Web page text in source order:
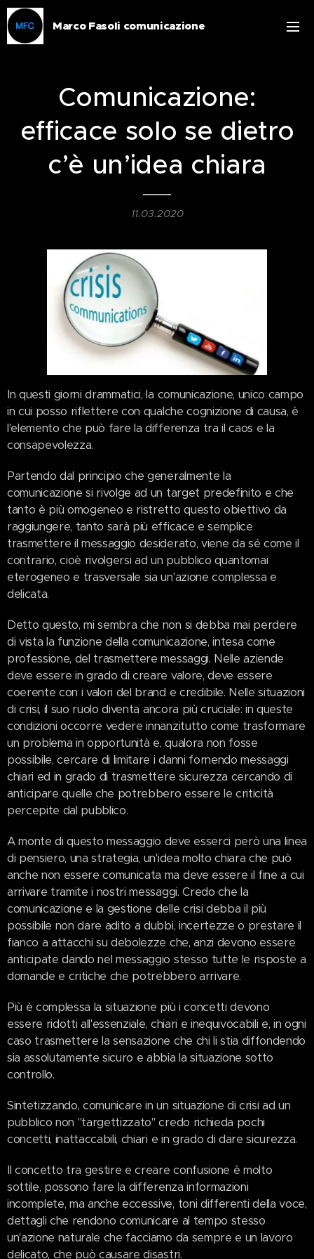
Marco Fasoli comunicazione
Comunicazione:
efficace solo se dietro
c’è un’idea chiara
11.03.2020
In questi giorni drammatici, la comunicazione, unico campo
in cui posso riflettere con qualche cognizione di causa, è
l'elemento che può fare la differenza tra il caos e la
consapevolezza.
Partendo dal principio che generalmente la
comunicazione si rivolge ad un target predefinito e che
tanto è più omogeneo e ristretto questo obiettivo da
raggiungere, tanto sarà più efficace e semplice
trasmettere il messaggio desiderato, viene da sé come il
contrario, cioè rivolgersi ad un pubblico quantomai
eterogeneo e trasversale sia un'azione complessa e
delicata.
Detto questo, mi sembra che non si debba mai perdere
di vista la funzione della comunicazione, intesa come
professione, del trasmettere messaggi. Nelle aziende
deve essere in grado di creare valore, deve essere
coerente con i valori del brand e credibile. Nelle situazioni
di crisi, il suo ruolo diventa ancora più cruciale: in queste
condizioni occorre vedere innanzitutto come trasformare
un problema in opportunità e, qualora non fosse
possibile, cercare di limitare i danni fornendo messaggi
chiari ed in grado di trasmettere sicurezza cercando di
anticipare quelle che potrebbero essere le criticità
percepite dal pubblico.
A monte di questo messaggio deve esserci però una linea
di pensiero, una strategia, un'idea molto chiara che può
anche non essere comunicata ma deve essere il fine a cui
arrivare tramite i nostri messaggi. Credo che la
comunicazione e la gestione delle crisi debba il più
possibile non dare adito a dubbi, incertezze o prestare il
fianco a attacchi su debolezze che, anzi devono essere
anticipate dando nel messaggio stesso tutte le risposte a
domande e critiche che potrebbero arrivare.
Più è complessa la situazione più i concetti devono
essere ridotti all'essenziale, chiari e inequivocabili e, in ogni
caso trasmettere la sensazione che chi li stia diffondendo
sia assolutamente sicuro e abbia la situazione sotto
controllo.
Sintetizzando, comunicare in un situazione di crisi ad un
pubblico non "targettizzato" credo richieda pochi
concetti, inattaccabili, chiari e in grado di dare sicurezza.
Il concetto tra gestire e creare confusione è molto
sottile, possono fare la differenza informazioni
incomplete, ma anche eccessive, toni differenti della voce,
dettagli che rendono comunicare al tempo stesso
un'azione naturale che facciamo da sempre e un lavoro
delicato, che può causare disastri.